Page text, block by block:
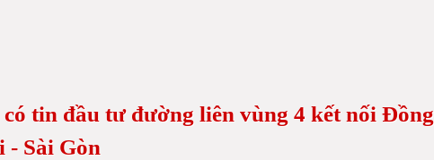
tin đầu tư đường liên vùng 4 kết nối Đồng
- Sài Gòn